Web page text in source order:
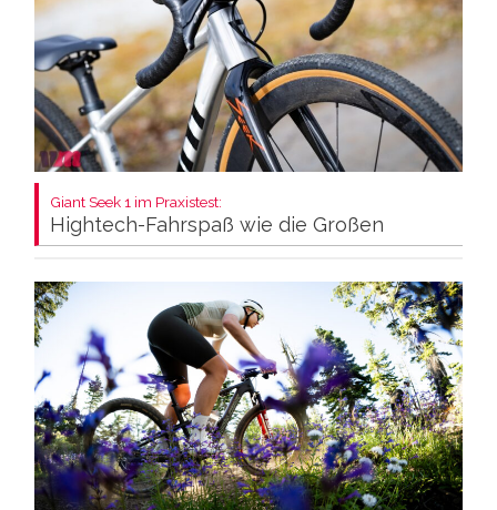
Giant Seek 1 im Praxistest:
Hightech-Fahrspaß wie die Großen